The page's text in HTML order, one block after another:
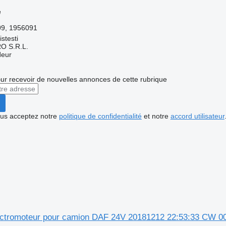
1956091
S.R.L.
recevoir de nouvelles annonces de cette rubrique
acceptez notre politique de confidentialitéet notre accord utilisateur.
pour camion DAF 24V 20181212 22:53:33 CW